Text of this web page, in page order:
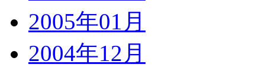
2005年01月
2004年12月